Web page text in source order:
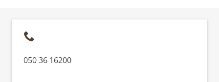
050 36 16200